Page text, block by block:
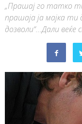
„Прашај го татко
прашаја ја мајка
дозволи“...Дали